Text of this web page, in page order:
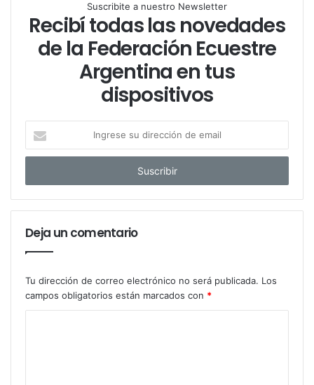
Suscribite a nuestro Newsletter
Recibí todas las novedades
de la Federación Ecuestre
Argentina en tus
dispositivos
g
e
s
s
i
Deja un comentario
Tu dirección de correo electrónico no será publicada. Los
campos obligatorios están marcados con *